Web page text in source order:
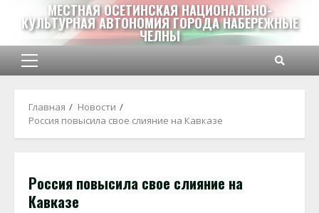
содержимому
МЕСТНАЯ ОСЕТИНСКАЯ НАЦИОНАЛЬНО-
КУЛЬТУРНАЯ АВТОНОМИЯ ГОРОДА НАБЕРЕЖНЫЕ
ЧЕЛНЫ
Основное
Главная
Новости
Россия повысила свое слияние на Кавказе
Россия повысила свое слияние на
Кавказе